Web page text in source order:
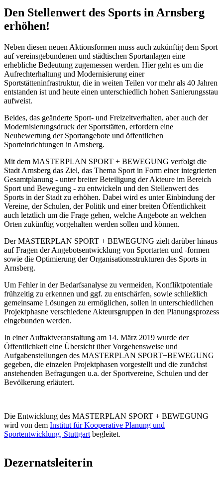
Den Stellenwert des Sports in Arnsberg
erhöhen!
Neben diesen neuen Aktionsformen muss auch zukünftig dem Sport
auf vereinsgebundenen und städtischen Sportanlagen eine
erhebliche Bedeutung zugemessen werden. Hier geht es um die
Aufrechterhaltung und Modernisierung einer
Sportstätteninfrastruktur, die in weiten Teilen vor mehr als 40 Jahren
entstanden ist und heute einen unterschiedlich hohen Sanierungsstau
aufweist.
Beides, das geänderte Sport- und Freizeitverhalten, aber auch der
Modernisierungsdruck der Sportstätten, erfordern eine
Neubewertung der Sportangebote und öffentlichen
Sporteinrichtungen in Arnsberg.
Mit dem MASTERPLAN SPORT + BEWEGUNG verfolgt die
Stadt Arnsberg das Ziel, das Thema Sport in Form einer integrierten
Gesamtplanung - unter breiter Beteiligung der Akteure im Bereich
Sport und Bewegung - zu entwickeln und den Stellenwert des
Sports in der Stadt zu erhöhen. Dabei wird es unter Einbindung der
Vereine, der Schulen, der Politik und einer breiten Öffentlichkeit
auch letztlich um die Frage gehen, welche Angebote an welchen
Orten zukünftig vorgehalten werden sollen und können.
Der MASTERPLAN SPORT + BEWEGUNG zielt darüber hinaus
auf Fragen der Angebotsentwicklung von Sportarten und -formen
sowie die Optimierung der Organisationsstrukturen des Sports in
Arnsberg.
Um Fehler in der Bedarfsanalyse zu vermeiden, Konfliktpotentiale
frühzeitig zu erkennen und ggf. zu entschärfen, sowie schließlich
gemeinsame Lösungen zu ermöglichen, sollen in unterschiedlichen
Projektphasne verschiedene Akteursgruppen in den Planungsprozess
eingebunden werden.
In einer Auftaktveranstaltung am 14. März 2019 wurde der
Öffentlichkeit eine Übersicht über Vorgehensweise und
Aufgabenstellungen des MASTERPLAN SPORT+BEWEGUNG
gegeben, die einzelen Projektphasen vorgestellt und die zunächst
anstehenden Befragungen u.a. der Sportvereine, Schulen und der
Bevölkerung erläutert.
Die Entwicklung des MASTERPLAN SPORT + BEWEGUNG
wird von dem Institut für Kooperative Planung und
Sportentwicklung, Stuttgart begleitet.
Dezernatsleiterin